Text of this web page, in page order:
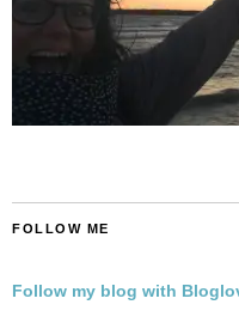
FOLLOW ME
Follow my blog with